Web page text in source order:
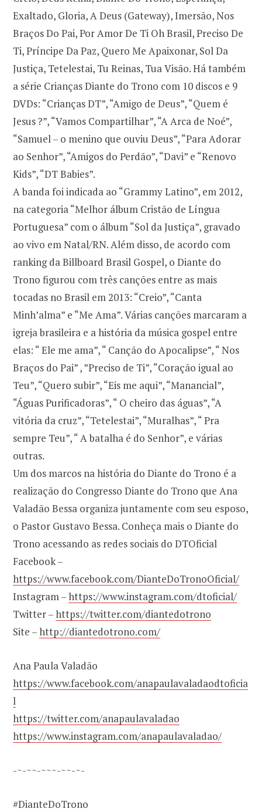
Exaltado, Gloria, A Deus (Gateway), Imersão, Nos
Braços Do Pai, Por Amor De Ti Oh Brasil, Preciso De
Ti, Príncipe Da Paz, Quero Me Apaixonar, Sol Da
Justiça, Tetelestai, Tu Reinas, Tua Visão. Há também
a série Crianças Diante do Trono com 10 discos e 9
DVDs: “Crianças DT”, “Amigo de Deus”, “Quem é
Jesus ?”, “Vamos Compartilhar”, “A Arca de Noé”,
“Samuel – o menino que ouviu Deus”, “Para Adorar
ao Senhor”, “Amigos do Perdão”, “Davi” e “Renovo
Kids”, “DT Babies”.
A banda foi indicada ao “Grammy Latino”, em 2012,
na categoria “Melhor álbum Cristão de Língua
Portuguesa” com o álbum “Sol da Justiça”, gravado
ao vivo em Natal/RN. Além disso, de acordo com
ranking da Billboard Brasil Gospel, o Diante do
Trono figurou com três canções entre as mais
tocadas no Brasil em 2013: “Creio”, “Canta
Minh’alma” e “Me Ama”. Várias canções marcaram a
igreja brasileira e a história da música gospel entre
elas: “ Ele me ama”, “ Canção do Apocalipse”, “ Nos
Braços do Pai” , ”Preciso de Ti”, “Coração igual ao
Teu”, “Quero subir”, “Eis me aqui”, “Manancial”,
“Águas Purificadoras”, “ O cheiro das águas”, “A
vitória da cruz”, “Tetelestai”, “Muralhas”, “ Pra
sempre Teu”, “ A batalha é do Senhor”, e várias
outras.
Um dos marcos na história do Diante do Trono é a
realização do Congresso Diante do Trono que Ana
Valadão Bessa organiza juntamente com seu esposo,
o Pastor Gustavo Bessa. Conheça mais o Diante do
Trono acessando as redes sociais do DTOficial
Facebook –
https://www.facebook.com/DianteDoTronoOficial/
Instagram –https://www.instagram.com/dtoficial/
Twitter –https://twitter.com/diantedotrono
Site –http://diantedotrono.com/
Ana Paula Valadão
https://www.facebook.com/anapaulavaladaodtoficia
l
https://twitter.com/anapaulavaladao
https://www.instagram.com/anapaulavaladao/
-~-~~-~~~-~~-~-
#DianteDoTrono